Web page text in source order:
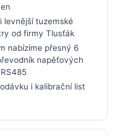
levnější tuzemské
od firmy Tlusťák
nabízíme přesný 6
napěťových
i kalibrační list